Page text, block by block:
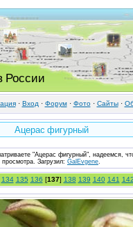
России
· Вход · Форум· Фото· Cайты·
Ацерас фигурный
"Ацерас фигурный", надеемся,
просмотра. Загрузил: GalEvgene.
134 135 136 [137] 138 139 140 141